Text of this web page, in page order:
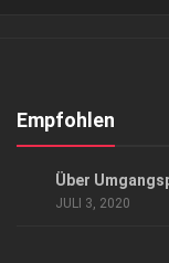
Kontakt,
Empfohlen
Über
JULI 3, 2020